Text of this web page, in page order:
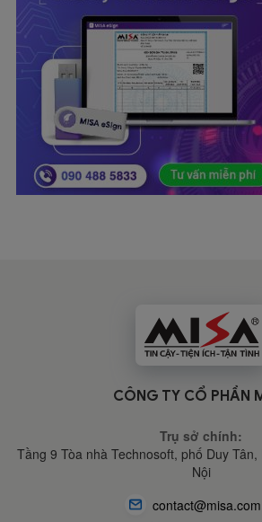
CÔNG TY CỔ PHẦN
Trụ sở chính:
Tầng 9 Tòa nhà Technosoft, phố Duy
Nội